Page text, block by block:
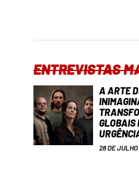
ENTREVISTAS
A ARTE
GLOBAIS
28 DE